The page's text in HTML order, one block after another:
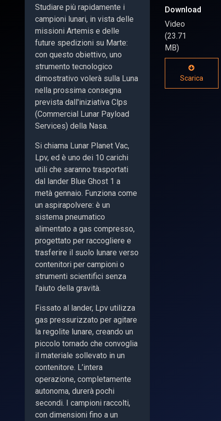
Studiare più rapidamente i
campioni lunari, in vista delle
missioni Artemis e delle
future spedizioni su Marte:
con questo obiettivo, uno
strumento tecnologico
dimostrativo volerà sulla Luna
nella prossima consegna
prevista dall'iniziativa Clps
(Commercial Lunar Payload
Services) della Nasa.
Si chiama Lunar Planet Vac,
Lpv, ed è uno dei 10 carichi
utili che saranno trasportati
dal lander Blue Ghost 1 a
metà gennaio. Funziona come
un aspirapolvere: è un
sistema pneumatico
alimentato a gas compresso,
progettato per raccogliere e
trasferire il suolo lunare verso
contenitori per campioni o
strumenti scientifici senza
l'aiuto della gravità.
Fissato al lander, Lpv utilizza
gas pressurizzato per agitare
la regolite lunare, creando un
piccolo tornado che convoglia
il materiale sollevato in un
contenitore. L’intera
operazione, completamente
autonoma, durerà pochi
secondi. I campioni raccolti,
con dimensioni fino a un
Download
Video
(23.71
MB)
Scarica